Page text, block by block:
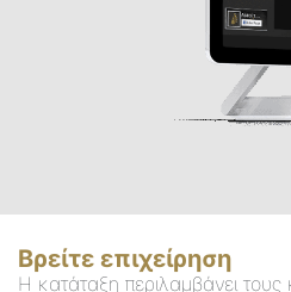
Βρείτε επιχείρηση
Η κατάταξη περιλαμβάνει